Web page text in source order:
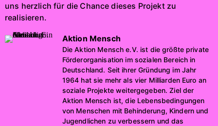
uns herzlich für die Chance dieses Projekt zu
realisieren.
Aktion Mensch
Die Aktion Mensch e.V. ist die größte private
Förderorganisation im sozialen Bereich in
Deutschland. Seit ihrer Gründung im Jahr
1964 hat sie mehr als vier Milliarden Euro an
soziale Projekte weitergegeben. Ziel der
Aktion Mensch ist, die Lebensbedingungen
von Menschen mit Behinderung, Kindern und
Jugendlichen zu verbessern und das